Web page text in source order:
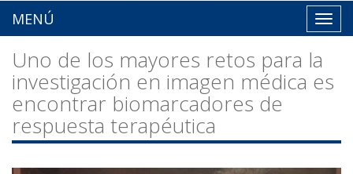
MENÚ
Uno de los mayores retos para la
investigación en imagen médica es
encontrar biomarcadores de
respuesta terapéutica